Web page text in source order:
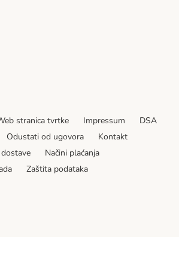
stranica tvrtke Impressum
DSA
Odustati od ugovora
Kontakt
Načini plaćanja
Zaštita podataka